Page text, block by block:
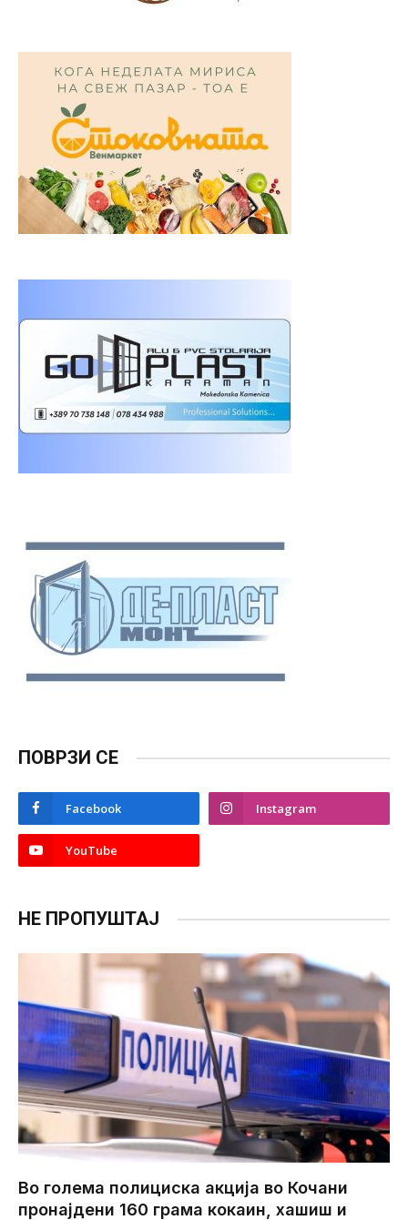
ПОВРЗИ СЕ
Facebook Instagram
YouTube
НЕ ПРОПУШТАЈ
Во голема полициска акција во Кочани
пронајдени 160 грама кокаин, хашиш и